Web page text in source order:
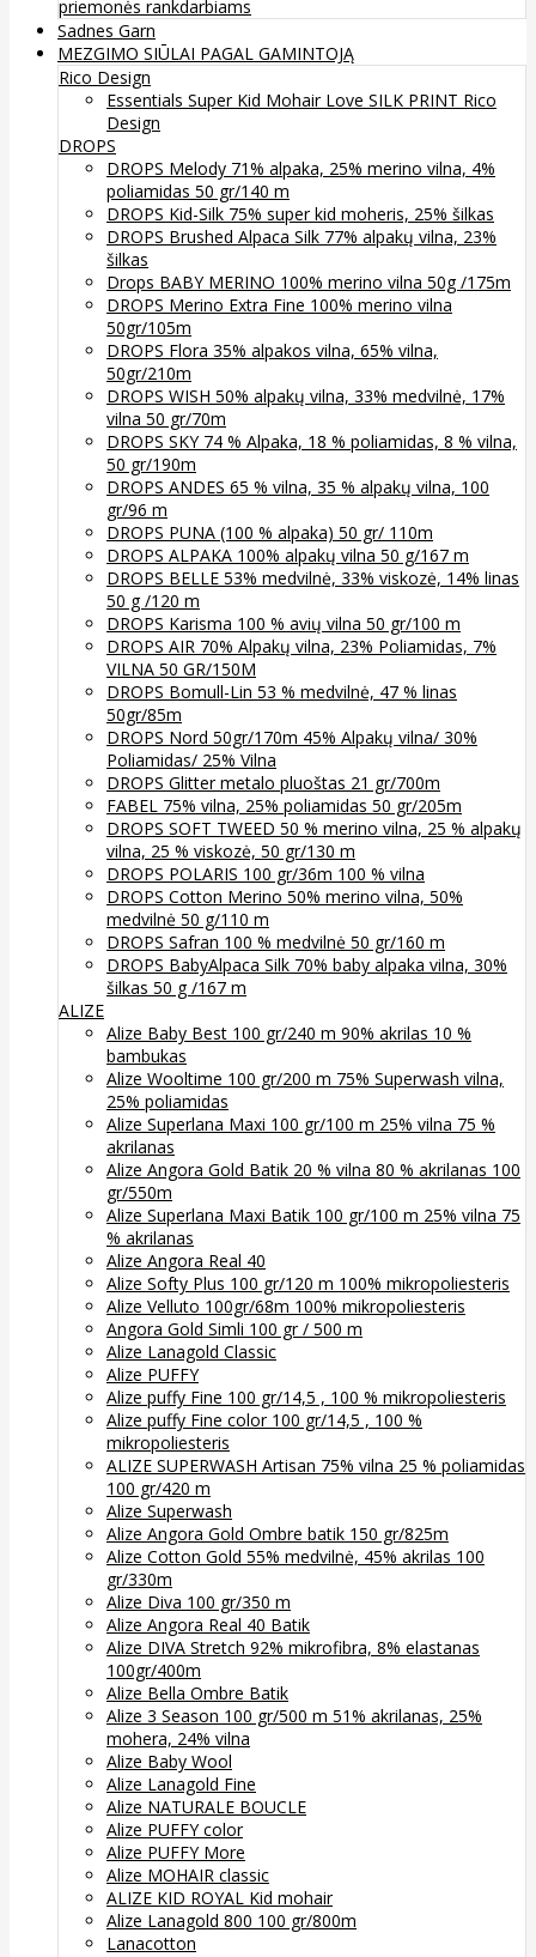
priemonės rankdarbiams
Sadnes Garn
MEZGIMO SIŪLAI PAGAL GAMINTOJĄ
Rico Design
Essentials Super Kid Mohair Love SILK PRINT Rico
Design
DROPS
DROPS Melody 71% alpaka, 25% merino vilna, 4%
poliamidas 50 gr/140 m
DROPS Kid-Silk 75% super kid moheris, 25% šilkas
DROPS Brushed Alpaca Silk 77% alpakų vilna, 23%
šilkas
Drops BABY MERINO 100% merino vilna 50g /175m
DROPS Merino Extra Fine 100% merino vilna
50gr/105m
DROPS Flora 35% alpakos vilna, 65% vilna,
50gr/210m
DROPS WISH 50% alpakų vilna, 33% medvilnė, 17%
vilna 50 gr/70m
DROPS SKY 74 % Alpaka, 18 % poliamidas, 8 % vilna,
50 gr/190m
DROPS ANDES 65 % vilna, 35 % alpakų vilna, 100
gr/96 m
DROPS PUNA (100 % alpaka) 50 gr/ 110m
DROPS ALPAKA 100% alpakų vilna 50 g/167 m
DROPS BELLE 53% medvilnė, 33% viskozė, 14% linas
50 g /120 m
DROPS Karisma 100 % avių vilna 50 gr/100 m
DROPS AIR 70% Alpakų vilna, 23% Poliamidas, 7%
VILNA 50 GR/150M
DROPS Bomull-Lin 53 % medvilnė, 47 % linas
50gr/85m
DROPS Nord 50gr/170m 45% Alpakų vilna/ 30%
Poliamidas/ 25% Vilna
DROPS Glitter metalo pluoštas 21 gr/700m
FABEL 75% vilna, 25% poliamidas 50 gr/205m
DROPS SOFT TWEED 50 % merino vilna, 25 % alpakų
vilna, 25 % viskozė, 50 gr/130 m
DROPS POLARIS 100 gr/36m 100 % vilna
DROPS Cotton Merino 50% merino vilna, 50%
medvilnė 50 g/110 m
DROPS Safran 100 % medvilnė 50 gr/160 m
DROPS BabyAlpaca Silk 70% baby alpaka vilna, 30%
šilkas 50 g /167 m
ALIZE
Alize Baby Best 100 gr/240 m 90% akrilas 10 %
bambukas
Alize Wooltime 100 gr/200 m 75% Superwash vilna,
25% poliamidas
Alize Superlana Maxi 100 gr/100 m 25% vilna 75 %
akrilanas
Alize Angora Gold Batik 20 % vilna 80 % akrilanas 100
gr/550m
Alize Superlana Maxi Batik 100 gr/100 m 25% vilna 75
% akrilanas
Alize Angora Real 40
Alize Softy Plus 100 gr/120 m 100% mikropoliesteris
Alize Velluto 100gr/68m 100% mikropoliesteris
Angora Gold Simli 100 gr / 500 m
Alize Lanagold Classic
Alize PUFFY
Alize puffy Fine 100 gr/14,5 , 100 % mikropoliesteris
Alize puffy Fine color 100 gr/14,5 , 100 %
mikropoliesteris
ALIZE SUPERWASH Artisan 75% vilna 25 % poliamidas
100 gr/420 m
Alize Superwash
Alize Angora Gold Ombre batik 150 gr/825m
Alize Cotton Gold 55% medvilnė, 45% akrilas 100
gr/330m
Alize Diva 100 gr/350 m
Alize Angora Real 40 Batik
Alize DIVA Stretch 92% mikrofibra, 8% elastanas
100gr/400m
Alize Bella Ombre Batik
Alize 3 Season 100 gr/500 m 51% akrilanas, 25%
mohera, 24% vilna
Alize Baby Wool
Alize Lanagold Fine
Alize NATURALE BOUCLE
Alize PUFFY color
Alize PUFFY More
Alize MOHAIR classic
ALIZE KID ROYAL Kid mohair
Alize Lanagold 800 100 gr/800m
Lanacotton